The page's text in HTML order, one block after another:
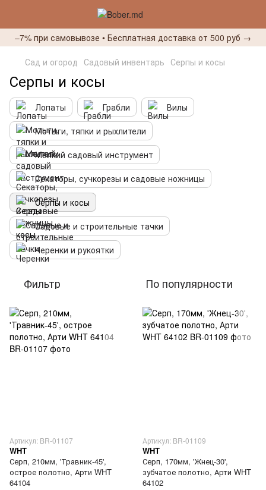
–7% при самовывозе • Бесплатная доставка от 500 руб →
Сад и огород Садовый инвентарь Серпы и косы
Серпы и косы
Лопаты Грабли
Вилы
Мотыги, тяпки и рыхлители
Мелкий садовый инструмент
Секаторы, сучкорезы и садовые ножницы
Серпы и косы
Садовые и строительные тачки
Черенки и рукоятки
Фильтр По популярности
Артикул: BR-01107
WHT
Серп, 210мм, 'Травник-45',
острое полотно, Арти WHT
64104
Артикул: BR-01109
WHT
Серп, 170мм, 'Жнец-30',
зубчатое полотно, Арти WHT
64102